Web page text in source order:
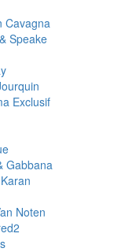
Cavagna
Speake
Exclusif
Gabbana
Noten